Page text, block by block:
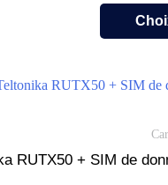
RUTX50 + SIM de